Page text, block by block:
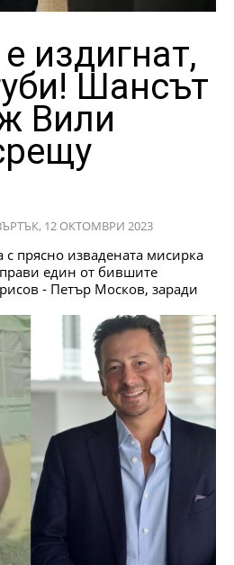
издигнат,
Шансът
Вили
12 ОКТОМВРИ 2023
с прясно извадената мисирка
един от бившите
- Петър Москов, заради